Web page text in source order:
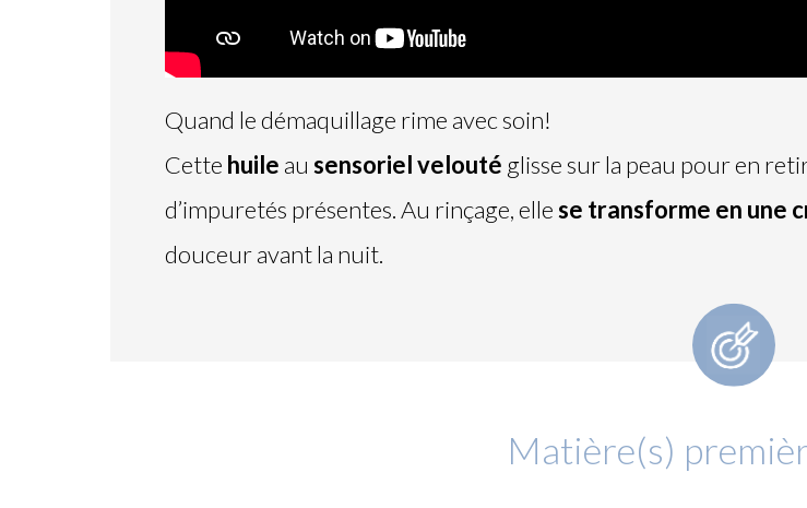
Quand le démaquillage rime avec soin!
Cette huile au sensoriel velouté glisse sur la peau pour en
d’impuretés présentes. Au rinçage, ellese transforme en une
douceur avant la nuit.
Matière(s)